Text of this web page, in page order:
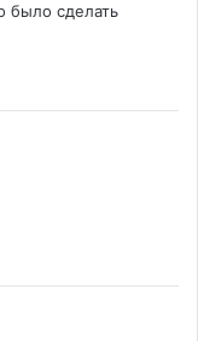
было сделать